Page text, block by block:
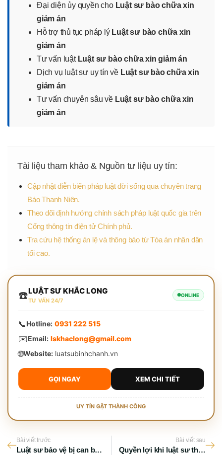
Đại diện ủy quyền cho Luật sư bào chữa xin
giảm án
Hỗ trợ thủ tục pháp lý Luật sư bào chữa xin
giảm án
Tư vấn luật Luật sư bào chữa xin giảm án
Dịch vụ luật sư uy tín về Luật sư bào chữa xin
giảm án
Tư vấn chuyên sâu về Luật sư bào chữa xin
giảm án
Tài liệu tham khảo & Nguồn tư liệu uy tín:
Cập nhật diễn biến pháp luật đời sống qua chuyên trang
Báo Thanh Niên.
Theo dõi định hướng chính sách pháp luật quốc gia trên
Cổng thông tin điện tử Chính phủ.
Tra cứu hệ thống án lệ và thông báo từ Tòa án nhân dân
tối cao.
☎️LUẬT SƯ KHẮC LONG
TƯ VẤN 24/7
ONLINE
📞Hotline: 0931 222 515
✉️Email: lskhaclong@gmail.com
🌐Website:luatsubinhchanh.vn
GỌI NGAY XEM CHI TIẾT
UY TÍN GẶT THÀNH CÔNG
Bài viết trước
Luật sư bảo vệ bị can bị cáo
Bài viết sau
Quyền lợi khi luật sư tham gia điều tra